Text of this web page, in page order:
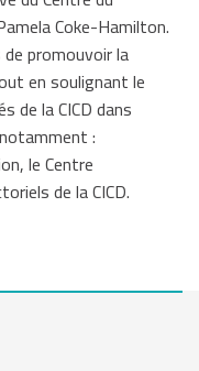
Coke-Hamilton.
promouvoir la
en soulignant le
de la CICD dans
:
le Centre
de la CICD.